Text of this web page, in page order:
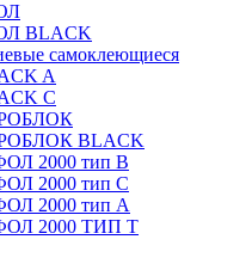
BLACK
самоклеющиеся
A
С
BLACK
2000 тип B
2000 тип C
2000 тип А
2000 ТИП Т